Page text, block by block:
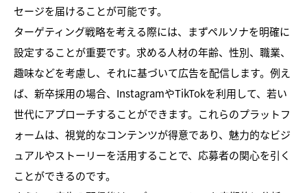
セージを届けることが可能です。
ターゲティング戦略を考える際には、まずペルソナを明確に
設定することが重要です。求める人材の年齢、性別、職業、
趣味などを考慮し、それに基づいて広告を配信します。例え
ば、新卒採用の場合、InstagramやTikTokを利用して、若い
世代にアプローチすることができます。これらのプラットフ
ォームは、視覚的なコンテンツが得意であり、魅力的なビジ
ュアルやストーリーを活用することで、応募者の関心を引く
ことができるのです。